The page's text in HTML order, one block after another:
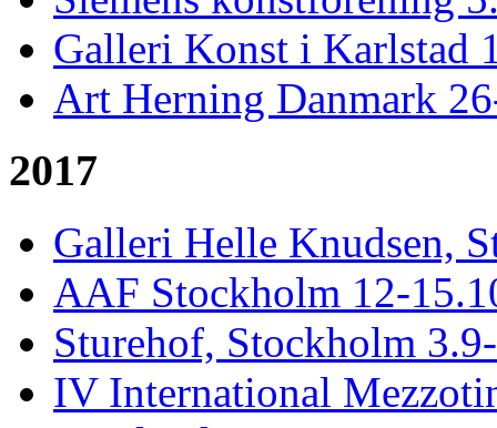
Galleri Konst i Karlstad
Art Herning Danmark
2017
Galleri Helle Knudsen,
AAF Stockholm 12-
Sturehof, Stockholm
IV International